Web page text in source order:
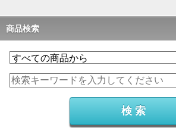
商品検索